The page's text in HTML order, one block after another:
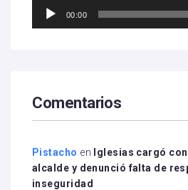
Reproductor
00:00
Comentarios
Pistacho en
Iglesias cargó
alcalde y denunció falta de
inseguridad